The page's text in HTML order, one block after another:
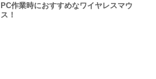
PC作業時におすすめなワイヤレスマウ
ス！